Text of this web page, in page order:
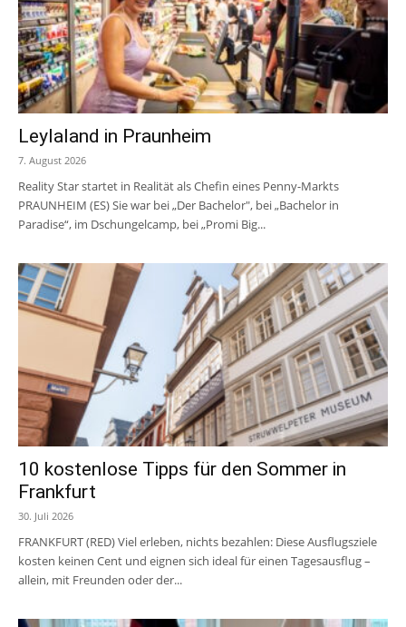
Leylaland in Praunheim
7. August 2026
Reality Star startet in Realität als Chefin eines Penny-Markts
PRAUNHEIM (ES) Sie war bei „Der Bachelor", bei „Bachelor in
Paradise“, im Dschungelcamp, bei „Promi Big...
10 kostenlose Tipps für den Sommer in
Frankfurt
30. Juli 2026
FRANKFURT (RED) Viel erleben, nichts bezahlen: Diese Ausflugsziele
kosten keinen Cent und eignen sich ideal für einen Tagesausflug –
allein, mit Freunden oder der...